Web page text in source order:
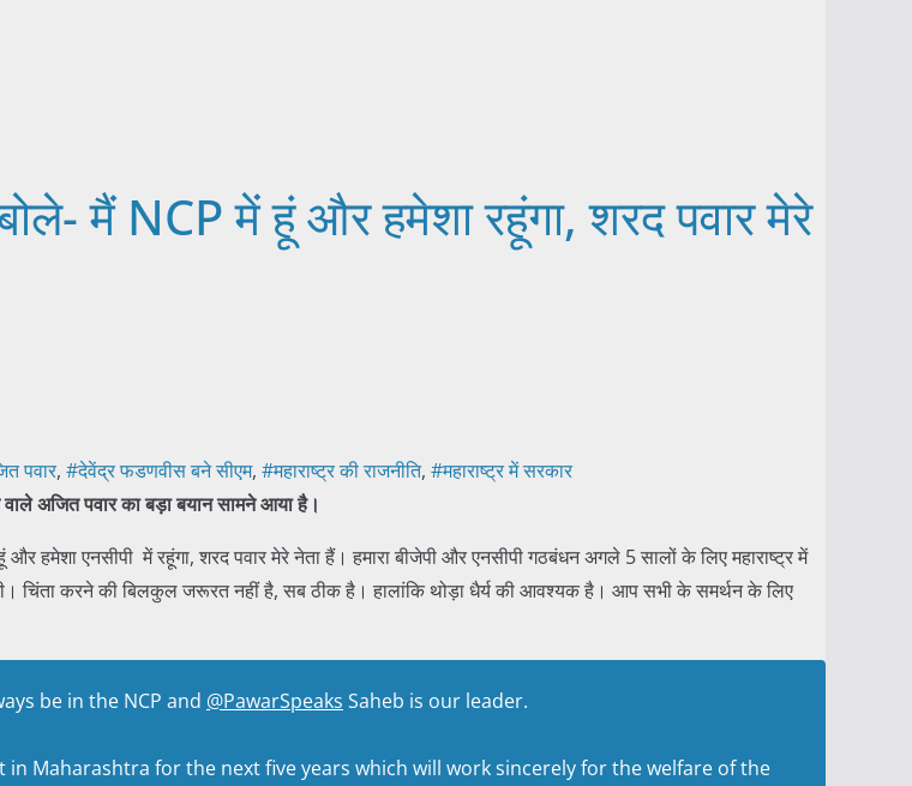
मैं NCP में हूं और हमेशा रहूंगा, शरद पवार मेरे
पवार, #देवेंद्र फडणवीस बने सीएम, #महाराष्ट्र की राजनीति, #महाराष्ट्र में सरकार
अजित पवार का बड़ा बयान सामने आया है।
हमेशा एनसीपी में रहूंगा, शरद पवार मेरे नेता हैं। हमारा बीजेपी और एनसीपी गठबंधन अगले 5 सालों के लिए महाराष्ट्र में
चिंता करने की बिलकुल जरूरत नहीं है, सब ठीक है। हालांकि थोड़ा धैर्य की आवश्यक है। आप सभी के समर्थन के लिए
be in the NCP and @PawarSpeaks Saheb is our leader.
in Maharashtra for the next five years which will work sincerely for the welfare of the